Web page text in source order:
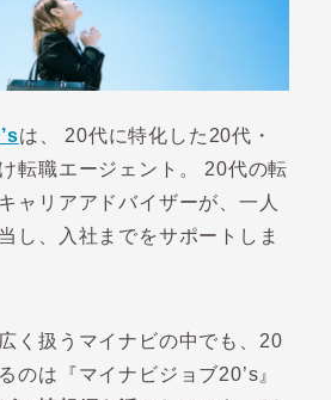
は、 20代に特化した20代・
転職エージェント。 20代の転
ャリアアドバイザーが、一人
し、入社までをサポートしま
く扱うマイナビの中でも、20
のは『マイナビジョブ20’s』